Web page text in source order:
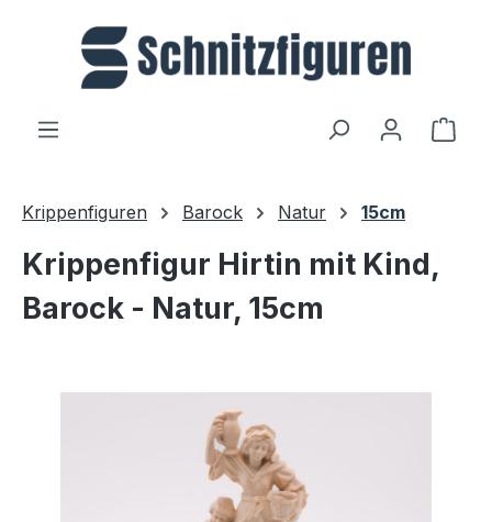
Zum Hauptinhalt springen
Krippenfiguren Barock Natur 15cm
Krippenfigur Hirtin mit Kind,
Barock - Natur, 15cm